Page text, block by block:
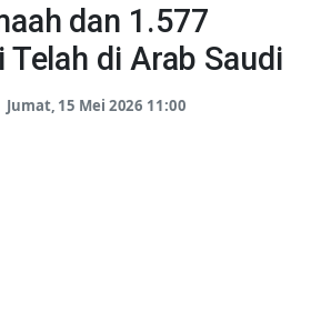
dan 1.577
Telah di Arab Saudi
Jumat, 15 Mei 2026 11:00